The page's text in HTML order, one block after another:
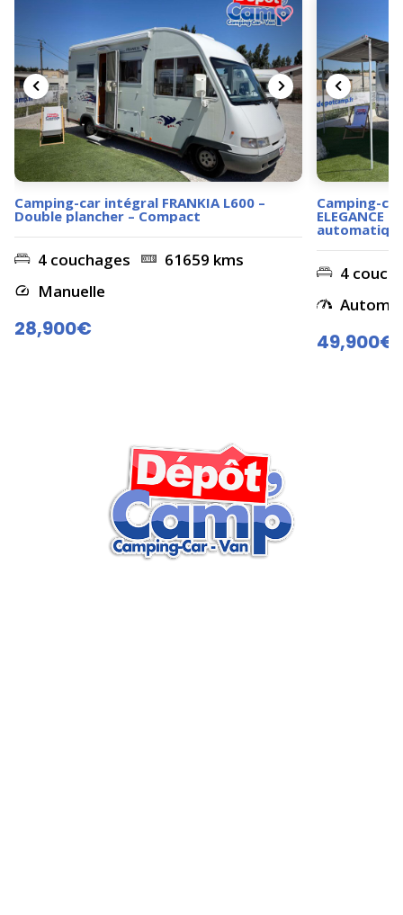
Camping-car intégral FRANKIA L600 –
Double plancher – Compact
4 couchages
61659 kms
Manuelle
28,900€
Camping-
ELEGANCE
4
49,900€